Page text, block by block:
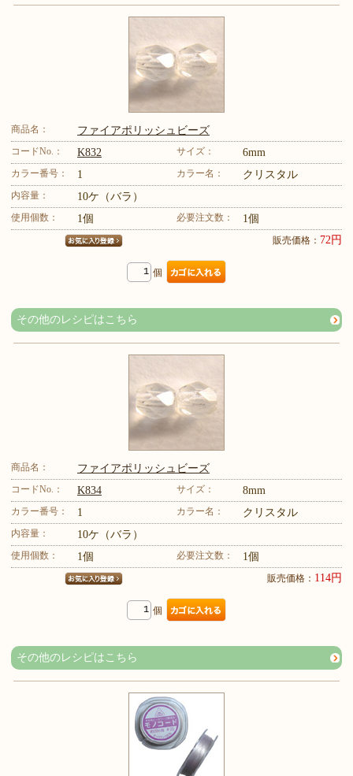
商品名： ファイアポリッシュビーズ
コードNo.： K832 サイズ： 6mm
カラー番号： 1 カラー名： クリスタル
内容量： 10ケ（バラ）
使用個数： 1個 必要注文数： 1個
販売価格： 72円
個
その他のレシピはこちら
商品名： ファイアポリッシュビーズ
コードNo.： K834 サイズ： 8mm
カラー番号： 1 カラー名： クリスタル
内容量： 10ケ（バラ）
使用個数： 1個 必要注文数： 1個
販売価格： 114円
個
その他のレシピはこちら